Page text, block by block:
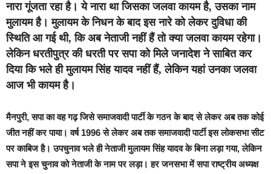
नारा गूंजता रहा है। ये नारा था जिसका जलवा कायम है, उसका नाम
मुलायम है। मुलायम के निधन के बाद इस नारे को लेकर दुविधा की
स्थिति आ गई थी, कि अब नेताजी नहीं हैं तो क्या जलवा कायम रहेगा।
लेकिन धरतीपुत्र की धरती पर सपा को मिले जनादेश ने साबित कर
दिया कि भले ही मुलायम सिंह यादव नहीं हैं, लेकिन यहां उनका जलवा
आज भी कायम है।
मैनपुरी, सपा का वह गढ़ जिसे समाजवादी पार्टी के गठन के बाद से लेकर अब तक कोई
जीत नहीं कर पाया। वर्ष 1996 से लेकर अब तक समाजवादी पार्टी इस लोकसभा सीट
पर काबिज है। उपचुनाव भले ही नेताजी मुलायम सिंह यादव के बिना लड़ा गया, लेकिन
सपा ने इस चुनाव को नेताजी के नाम पर लड़ा। हर जनसभा में सपा राष्ट्रीय अध्यक्ष